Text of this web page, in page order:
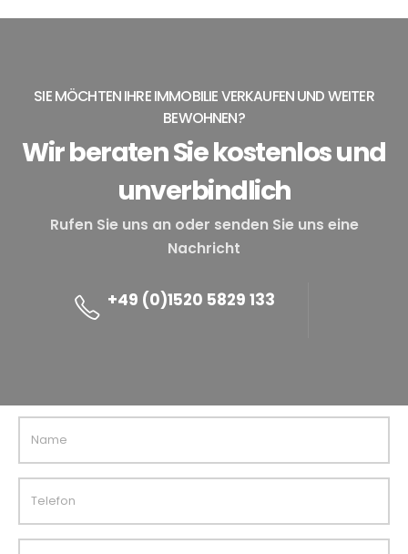
SIE MÖCHTEN IHRE IMMOBILIE VERKAUFEN UND WEITER
BEWOHNEN?
Wir beraten Sie kostenlos und
unverbindlich
Rufen Sie uns an oder senden Sie uns eine
Nachricht
+49 (0)1520 5829 133